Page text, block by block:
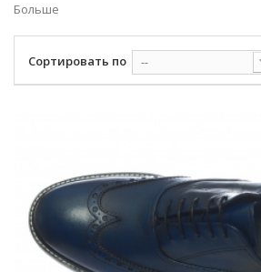
Больше
Сортировать по --